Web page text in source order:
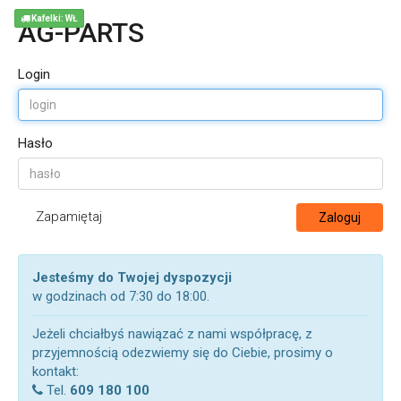
AG-PARTS
Login
Hasło
Zapamiętaj Zaloguj
Jesteśmy do Twojej dyspozycji
w godzinach od 7:30 do 18:00.
Jeżeli chciałbyś nawiązać z nami współpracę, z
przyjemnością odezwiemy się do Ciebie, prosimy o
kontakt:
Tel. 609 180 100
Kafelki: WŁ